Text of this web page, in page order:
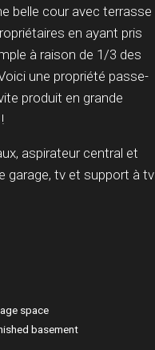
belle cour avec terrasse
en ayant pris
à raison de 1/3 des
une propriété passe-
produit en grande
aspirateur central et
garage, tv et support à tv
space
basement